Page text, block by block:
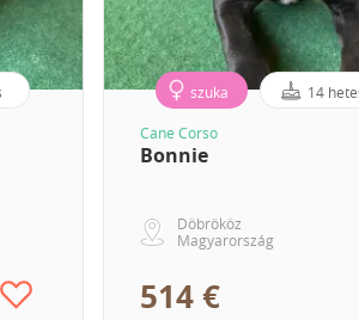
szuka 14
Cane Corso
Bonnie
Döbrököz
Magyarország
514 €